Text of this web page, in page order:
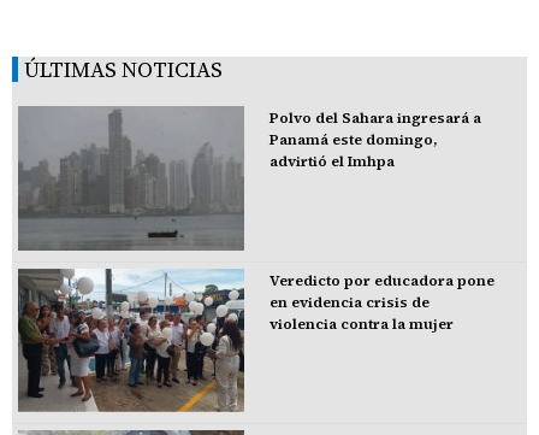
ÚLTIMAS NOTICIAS
Polvo del Sahara ingresará a
Panamá este domingo,
advirtió el Imhpa
Veredicto por educadora pone
en evidencia crisis de
violencia contra la mujer